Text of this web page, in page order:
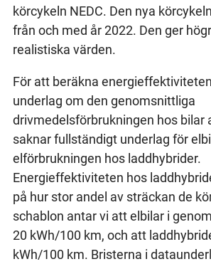
körcykeln NEDC. Den nya
från och med år 2022. Den ger
realistiska värden.
För att beräkna
underlag om den genomsnittliga
drivmedelsförbrukningen hos bilar
saknar fullständigt underlag för
elförbrukningen hos laddhybrider.
Energieffektiviteten hos
på hur stor andel av sträckan de
schablon antar vi att elbilar i
20 kWh/100 km, och att
kWh/100 km. Bristerna i